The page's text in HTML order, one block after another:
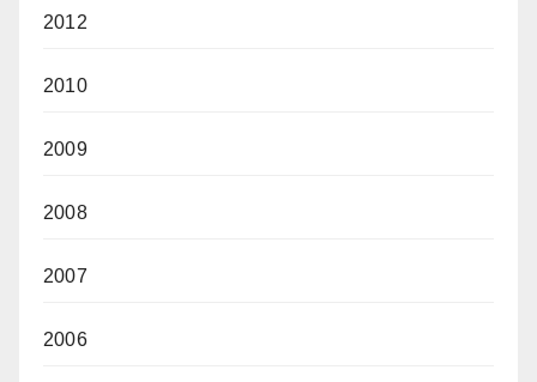
2012
2010
2009
2008
2007
2006